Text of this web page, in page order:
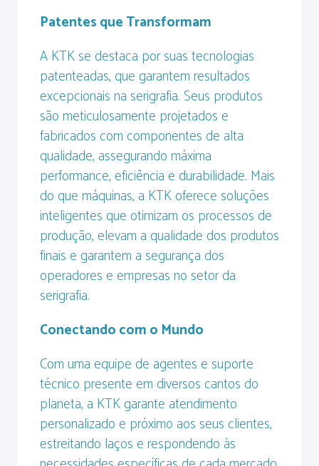
Patentes que Transformam
A KTK se destaca por suas tecnologias
patenteadas, que garantem resultados
excepcionais na serigrafia. Seus produtos
são meticulosamente projetados e
fabricados com componentes de alta
qualidade, assegurando máxima
performance, eficiência e durabilidade. Mais
do que máquinas, a KTK oferece soluções
inteligentes que otimizam os processos de
produção, elevam a qualidade dos produtos
finais e garantem a segurança dos
operadores e empresas no setor da
serigrafia.
Conectando com o Mundo
Com uma equipe de agentes e suporte
técnico presente em diversos cantos do
planeta, a KTK garante atendimento
personalizado e próximo aos seus clientes,
estreitando laços e respondendo às